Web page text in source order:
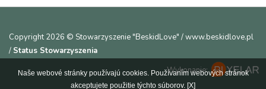
Copyright 2026 © Stowarzyszenie "BeskidLove" / www.beskidlove.pl
/ Status Stowarzyszenia
Wykonanie:
Naše webové stránky používajú cookies. Používaním webových stránok
akceptujete použitie týchto súborov. [X]